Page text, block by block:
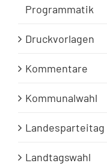
Programmatik
Druckvorlagen
Kommentare
Kommunalwahl
Landesparteitag
Landtagswahl